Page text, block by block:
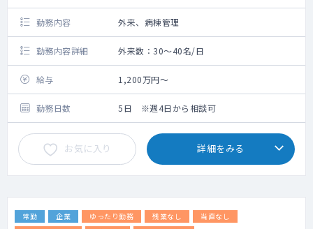
勤務内容 外来、病棟管理
勤務内容詳細 外来数：30～40名/日
給与 1,200万円～
勤務日数 5日 ※週4日から相談可
お気に入り 詳細をみる
常勤 企業 ゆったり勤務 残業なし
当直なし